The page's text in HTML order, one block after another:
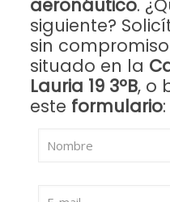
aeronáutico.
siguiente?
sin
situado en la
Lauria 19 3ºB, o
este formulario: